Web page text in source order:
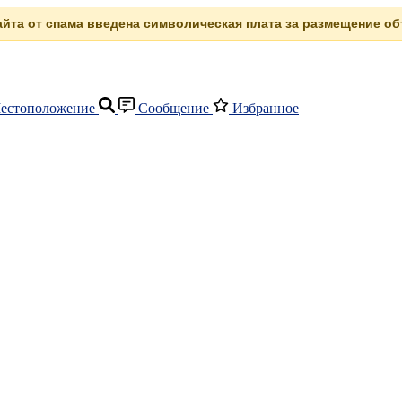
от спама введена символическая плата за размещение
Сообщение Избранное